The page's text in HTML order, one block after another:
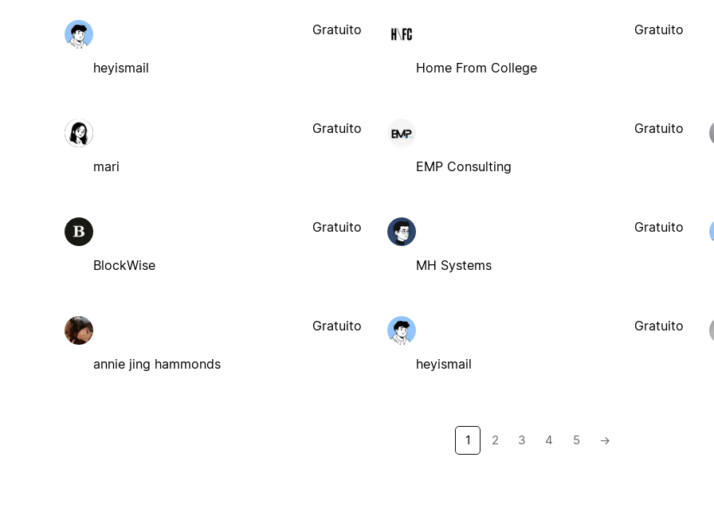
heyismail
Gratuito
Home From College
Gratuito
mari
Gratuito
EMP Consulting
Gratuito
BlockWise
Gratuito
MH Systems
Gratuito
annie jing hammonds
Gratuito
heyismail
Gratuito
1 2 3 4 5 →